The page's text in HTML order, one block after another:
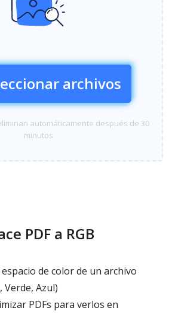
archivos
automáticamente después de 30
minutos
PDF a RGB
de color de un archivo
Verde, Azul)
PDFs para verlos en